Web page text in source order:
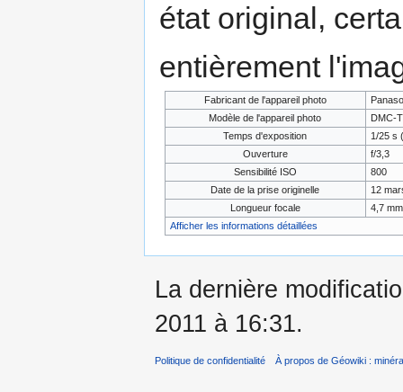
état original,
entièrement
Fabricant de l'appareil photo
Modèle de l'appareil photo
DMC-
Temps d'exposition
1/25 s
Ouverture
f/3,3
Sensibilité ISO
800
Date de la prise originelle
12
Longueur focale
4,7 mm
Afficher les informations détaillées
La dernière
2011 à 16:31.
Politique de confidentialité À propos de Géowiki :